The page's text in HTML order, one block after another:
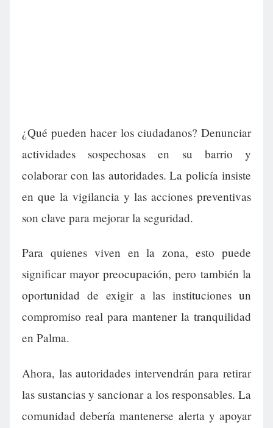
¿Qué pueden hacer los ciudadanos? Denunciar
actividades sospechosas en su barrio y
colaborar con las autoridades. La policía insiste
en que la vigilancia y las acciones preventivas
son clave para mejorar la seguridad.
Para quienes viven en la zona, esto puede
significar mayor preocupación, pero también la
oportunidad de exigir a las instituciones un
compromiso real para mantener la tranquilidad
en Palma.
Ahora, las autoridades intervendrán para retirar
las sustancias y sancionar a los responsables. La
comunidad debería mantenerse alerta y apoyar